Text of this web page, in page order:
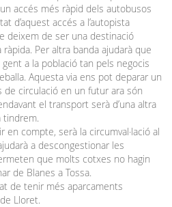
accés més ràpid dels autobusos
d’aquest accés a l’autopista
deixem de ser una destinació
Per altra banda ajudarà que
gent a la població tan pels negocis
Aquesta via ens pot deparar un
de circulació en un futur ara són
el transport serà d’una altra
tindrem.
en compte, serà la circumval·lació al
a descongestionar les
que molts cotxes no hagin
de Blanes a Tossa.
de tenir més aparcaments
Lloret.